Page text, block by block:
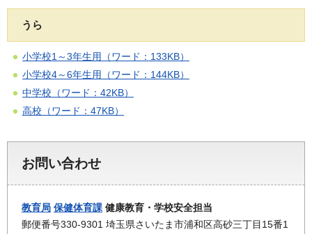
うら
小学校1～3年生用（ワード：133KB）
小学校4～6年生用（ワード：144KB）
中学校（ワード：42KB）
高校（ワード：47KB）
お問い合わせ
教育局 保健体育課 健康教育・学校安全担当
郵便番号330-9301 埼玉県さいたま市浦和区高砂三丁目15番1